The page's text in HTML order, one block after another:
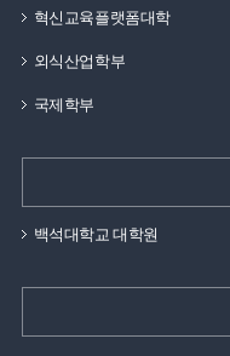
혁신교육플랫폼대학
외식산업학부
국제학부
백석대학교 대학원